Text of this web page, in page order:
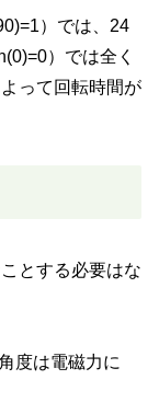
）では、24
）では全く
って回転時間が
とする必要はな
度は電磁力に